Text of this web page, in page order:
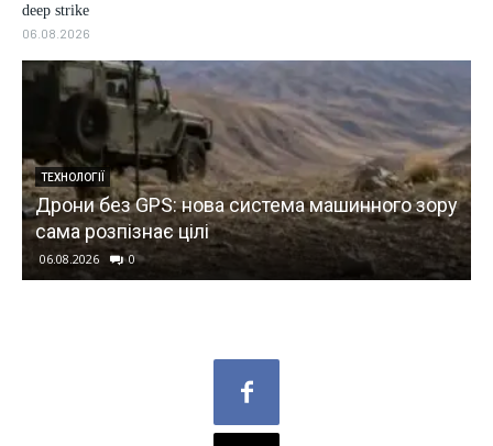
deep strike
06.08.2026
зору
ТЕХНОЛОГІЇ
Уламок ракети SpaceX врізався в
науковці розкрили деталі події
06.08.2026